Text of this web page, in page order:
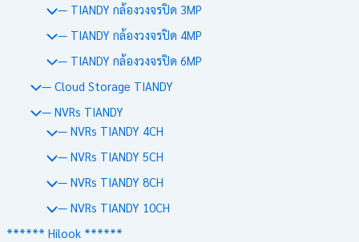
— TIANDY กล้องวงจรปิด 3MP
— TIANDY กล้องวงจรปิด 4MP
— TIANDY กล้องวงจรปิด 6MP
— Cloud Storage TIANDY
— NVRs TIANDY
— NVRs TIANDY 4CH
— NVRs TIANDY 5CH
— NVRs TIANDY 8CH
— NVRs TIANDY 10CH
****** Hilook ******